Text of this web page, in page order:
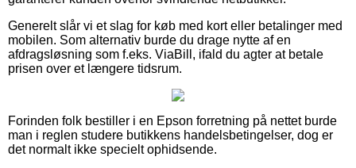
Generelt slår vi et slag for køb med kort eller betalinger med
mobilen. Som alternativ burde du drage nytte af en
afdragsløsning som f.eks. ViaBill, ifald du agter at betale
prisen over et længere tidsrum.
Forinden folk bestiller i en Epson forretning på nettet burde
man i reglen studere butikkens handelsbetingelser, dog er
det normalt ikke specielt ophidsende.